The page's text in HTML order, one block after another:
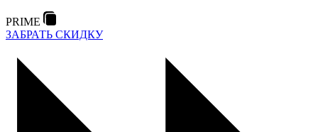
PRIME
ЗАБРАТЬ СКИДКУ